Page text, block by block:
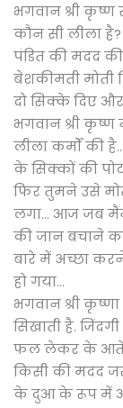
भगवान श्री
कौन सी लीला
पंडित की मदद
बेशकीमती मोती
दो सिक्के दिए
भगवान श्री
लीला कर्मों की
के सिक्कों की
फिर तुमने उसे
लगा... आज जब
की जान बचाने
बारे में अच्छा
हो गया...
भगवान श्री
सिखाती है.
फल लेकर के आते
किसी की मदद
के दुआ के रूप में